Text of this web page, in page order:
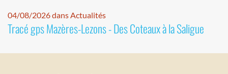
04/08/2026 dans Actualités
Tracé gps Mazères-Lezons - Des Coteaux à la Saligue